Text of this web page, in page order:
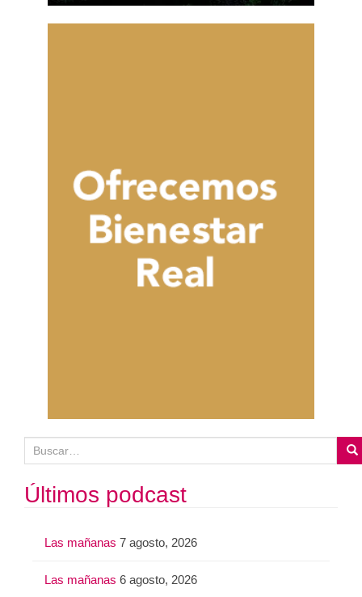
u
s
c
Últimos podcast
Las mañanas 7 agosto, 2026
Las mañanas 6 agosto, 2026